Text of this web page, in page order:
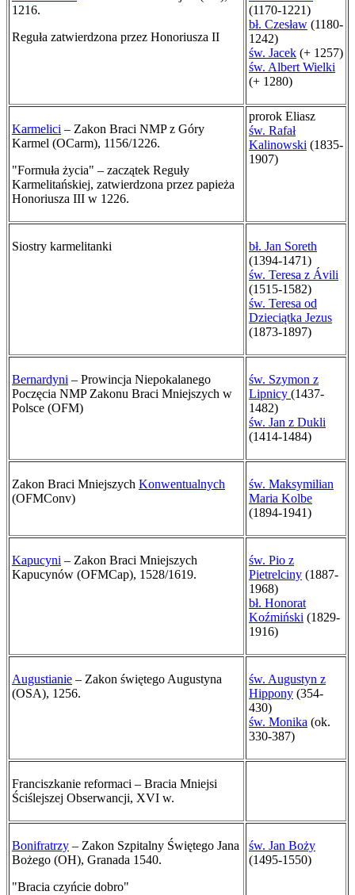
1216.
Reguła zatwierdzona przez Honoriusza II
(1170-1221)
bł. Czesław (1180-
1242)
św. Jacek (+ 1257)
św. Albert Wielki
(+ 1280)
Karmelici – Zakon Braci NMP z Góry
Karmel (OCarm), 1156/1226.
"Formuła życia" – zaczątek Reguły
Karmelitańskiej, zatwierdzona przez papieża
Honoriusza III w 1226.
prorok Eliasz
św. Rafał
Kalinowski (1835-
1907)
Siostry karmelitanki
bł. Jan Soreth
(1394-1471)
św. Teresa z Ávili
(1515-1582)
św. Teresa od
Dzieciątka Jezus
(1873-1897)
Bernardyni – Prowincja Niepokalanego
Poczęcia NMP Zakonu Braci Mniejszych w
Polsce (OFM)
św. Szymon z
Lipnicy (1437-
1482)
św. Jan z Dukli
(1414-1484)
Zakon Braci Mniejszych Konwentualnych
(OFMConv)
św. Maksymilian
Maria Kolbe
(1894-1941)
Kapucyni – Zakon Braci Mniejszych
Kapucynów (OFMCap), 1528/1619.
św. Pio z
Pietrelciny (1887-
1968)
bł. Honorat
Koźmiński (1829-
1916)
Augustianie – Zakon świętego Augustyna
(OSA), 1256.
św. Augustyn z
Hippony (354-
430)
św. Monika (ok.
330-387)
Franciszkanie reformaci – Bracia Mniejsi
Ściślejszej Obserwancji, XVI w.
Bonifratrzy – Zakon Szpitalny Świętego Jana
Bożego (OH), Granada 1540.
"Bracia czyńcie dobro"
św. Jan Boży
(1495-1550)